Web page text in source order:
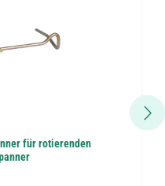
für rotierenden